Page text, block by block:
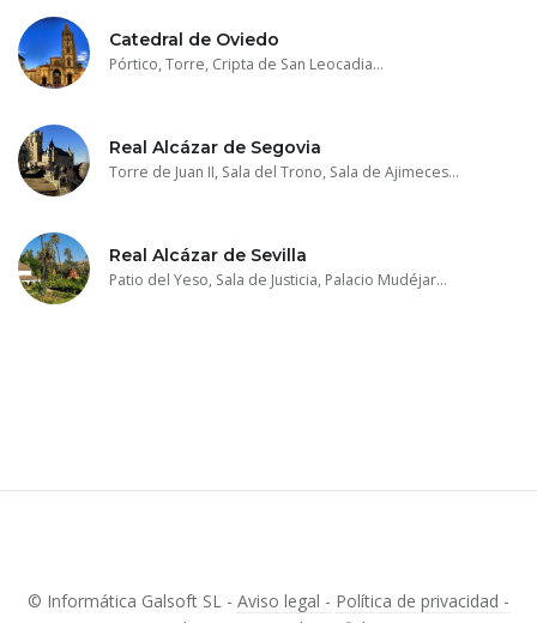
Catedral de Oviedo
Pórtico, Torre, Cripta de San Leocadia...
Real Alcázar de Segovia
Torre de Juan II, Sala del Trono, Sala de Ajimeces...
Real Alcázar de Sevilla
Patio del Yeso, Sala de Justicia, Palacio Mudéjar...
© Informática Galsoft SL - Aviso legal - Política de privacidad -